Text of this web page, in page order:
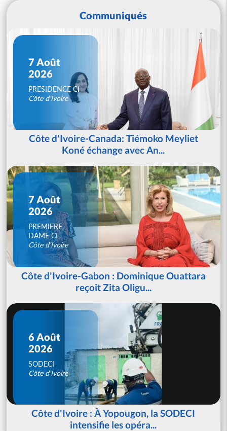
Communiqués
7 Août
2026
PRESIDENCE CI
Côte d'Ivoire
Côte d'Ivoire-Canada: Tiémoko Meyliet
Koné échange avec An...
7 Août
2026
PREMIERE
DAME CI
Côte d'Ivoire
Côte d'Ivoire-Gabon : Dominique Ouattara
reçoit Zita Oligu...
6 Août
2026
SODECI
Côte d'Ivoire
Côte d'Ivoire : À Yopougon, la SODECI
intensifie les opéra...